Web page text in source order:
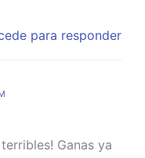
para responder
Ganas ya